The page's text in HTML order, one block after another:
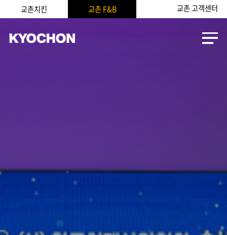
교촌치킨 교촌 F&B 교촌 고객센터